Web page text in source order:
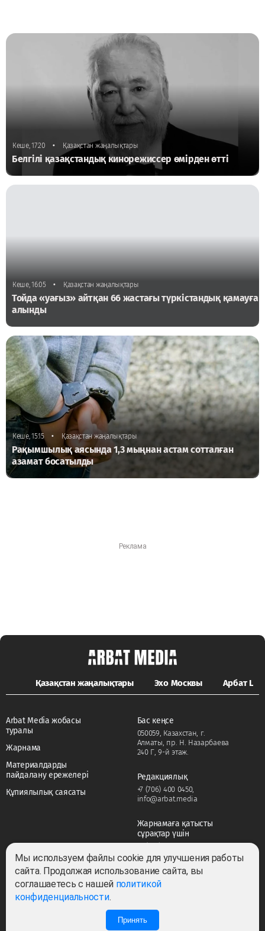
Кеше, 17:20 • Қазақстан жаңалықтары
Белгілі қазақстандық кинорежиссер өмірден өтті
Кеше, 16:05 • Қазақстан жаңалықтары
Тойда «уағыз» айтқан 66 жастағы түркістандық қамауға
алынды
Кеше, 15:15 • Қазақстан жаңалықтары
Рақымшылық аясында 1,3 мыңнан астам сотталған
азамат босатылды
Қазақстан жаңалықтары Эхо Москвы Арбат LIFE
Arbat Media жобасы
туралы
Жарнама
Материалдарды
пайдалану ережелері
Құпиялылық саясаты
Бас кеңсе
050059, Казахстан, г.
Алматы, пр. Н. Назарбаева
240 Г, 9-й этаж.
Редакциялық
+7 (706) 400 0450,
info@arbat.media
Жарнамаға қатысты
сұрақтар үшін
adv@arbat.media
Мы используем файлы cookie для улучшения работы
сайта. Продолжая использование сайта, вы
соглашаетесь с нашей политикой
конфиденциальности.
Принять